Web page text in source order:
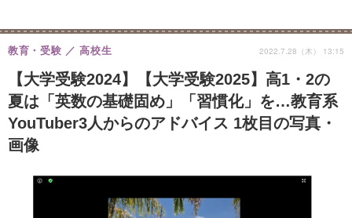
【大学受験2024】【大学受験2025】高1・2の
夏は「英数の基礎固め」「習慣化」を…教育系
YouTuber3人からのアドバイス 1枚目の写真・
画像
教育・受験 高校生 2022.7.28（木） 13:15